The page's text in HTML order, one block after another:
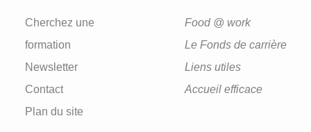
Cherchez une
formation
Newsletter
Contact
Plan du site
Food @ work
Le Fonds de carrière
Liens utiles
Accueil efficace